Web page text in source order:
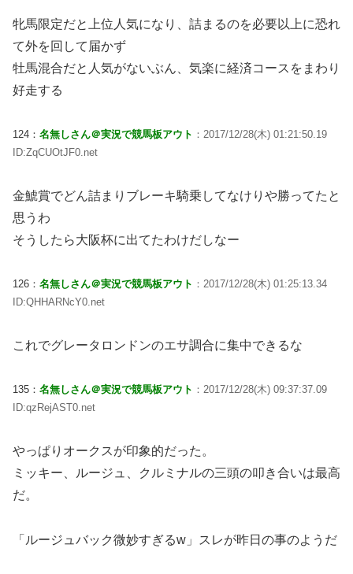
牝馬限定だと上位人気になり、詰まるのを必要以上に恐れ
て外を回して届かず
牡馬混合だと人気がないぶん、気楽に経済コースをまわり
好走する
124： 名無しさん＠実況で競馬板アウト ：2017/12/28(木) 01:21:50.19
ID:ZqCUOtJF0.net
金鯱賞でどん詰まりブレーキ騎乗してなけりや勝ってたと
思うわ
そうしたら大阪杯に出てたわけだしなー
126： 名無しさん＠実況で競馬板アウト ：2017/12/28(木) 01:25:13.34
ID:QHHARNcY0.net
これでグレータロンドンのエサ調合に集中できるな
135： 名無しさん＠実況で競馬板アウト ：2017/12/28(木) 09:37:37.09
ID:qzRejAST0.net
やっぱりオークスが印象的だった。
ミッキー、ルージュ、クルミナルの三頭の叩き合いは最高
だ。
「ルージュバック微妙すぎるw」スレが昨日の事のようだ